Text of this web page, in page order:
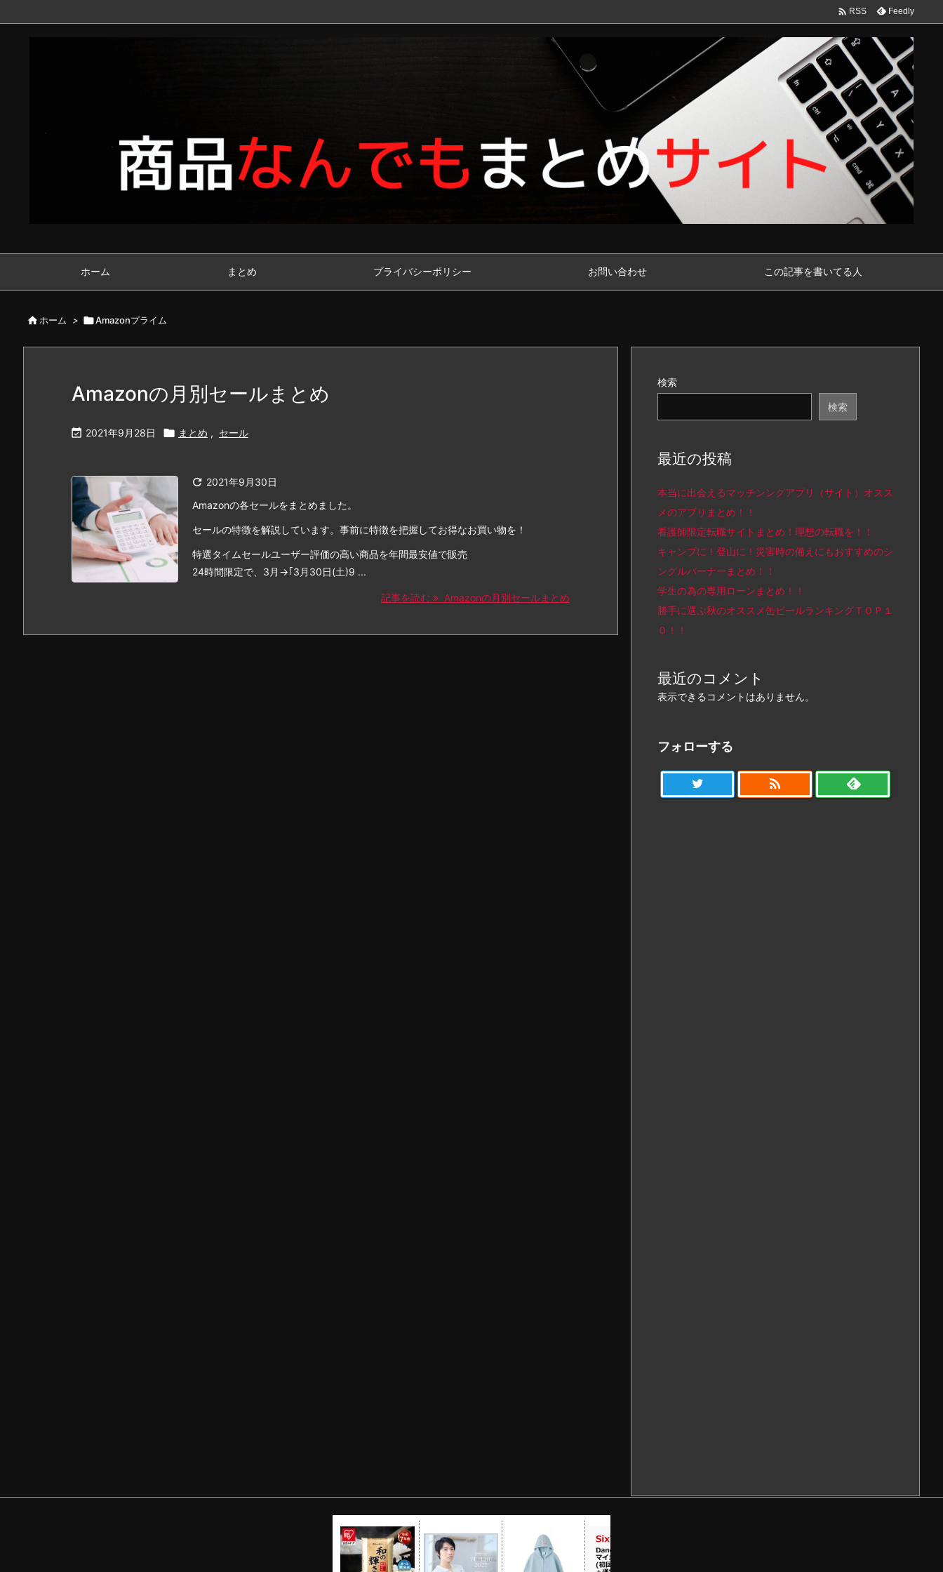
ホーム まとめ プライバシーポリシー お問い合わせ この記事を書いてる人
 RSS Feedly
 ホーム > Amazonプライム
Amazonの月別セールまとめ
 2021年9月28日  まとめ , セール
 2021年9月30日
Amazonの各セールをまとめました。
セールの特徴を解説しています。事前に特徴を把握してお得なお買い物を！
特選タイムセールユーザー評価の高い商品を年間最安値で販売
24時間限定で、3月→｢3月30日(土)9 ...
記事を読む Amazonの月別セールまとめ
検索
検索
最近の投稿
本当に出会えるマッチンングアプリ（サイト）オスス
メのアプリまとめ！！
看護師限定転職サイトまとめ！理想の転職を！！
キャンプに！登山に！災害時の備えにもおすすめのシ
ングルバーナーまとめ！！
学生の為の専用ローンまとめ！！
勝手に選ぶ秋のオススメ缶ビールランキングＴＯＰ１
０！！
最近のコメント
表示できるコメントはありません。
フォローする
